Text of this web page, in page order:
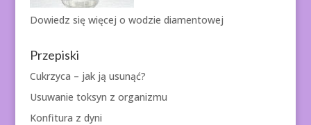
Dowiedz się więcej o wodzie diamentowej
Przepiski
Cukrzyca – jak ją usunąć?
Usuwanie toksyn z organizmu
Konfitura z dyni